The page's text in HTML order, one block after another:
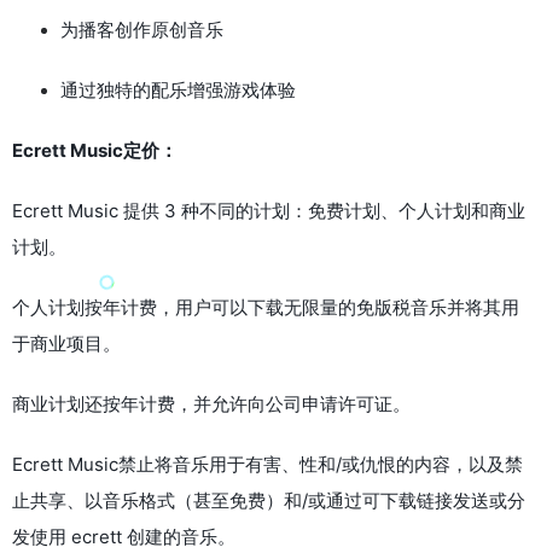
为播客创作原创音乐
通过独特的配乐增强游戏体验
Ecrett Music定价：
Ecrett Music 提供 3 种不同的计划：免费计划、个人计划和商业
计划。
个人计划按年计费，用户可以下载无限量的免版税音乐并将其用
于商业项目。
商业计划还按年计费，并允许向公司申请许可证。
Ecrett Music禁止将音乐用于有害、性和/或仇恨的内容，以及禁
止共享、以音乐格式（甚至免费）和/或通过可下载链接发送或分
发使用 ecrett 创建的音乐。